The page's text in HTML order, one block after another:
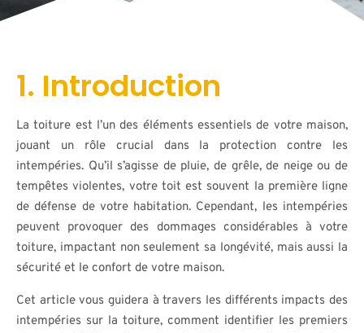
1. Introduction
La toiture est l’un des éléments essentiels de votre maison,
jouant un rôle crucial dans la protection contre les
intempéries. Qu’il s’agisse de pluie, de grêle, de neige ou de
tempêtes violentes, votre toit est souvent la première ligne
de défense de votre habitation. Cependant, les intempéries
peuvent provoquer des dommages considérables à votre
toiture, impactant non seulement sa longévité, mais aussi la
sécurité et le confort de votre maison.
Cet article vous guidera à travers les différents impacts des
intempéries sur la toiture, comment identifier les premiers